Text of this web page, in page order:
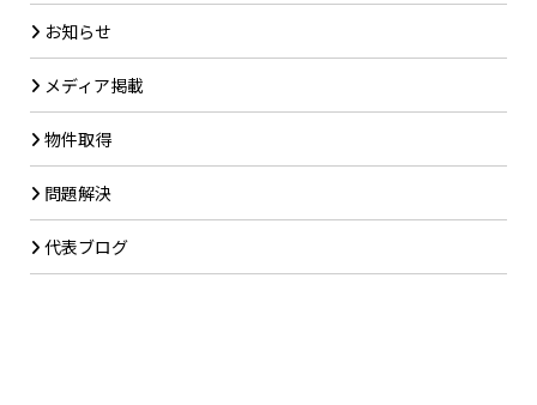
お知らせ
メディア掲載
物件取得
問題解決
代表ブログ